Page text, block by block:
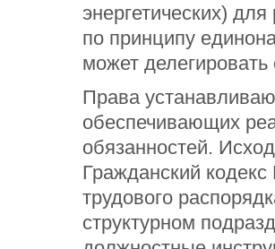
энергетических)
по принципу
может
Права
обеспечивающих
обязанностей.
Гражданский
трудового
структурном